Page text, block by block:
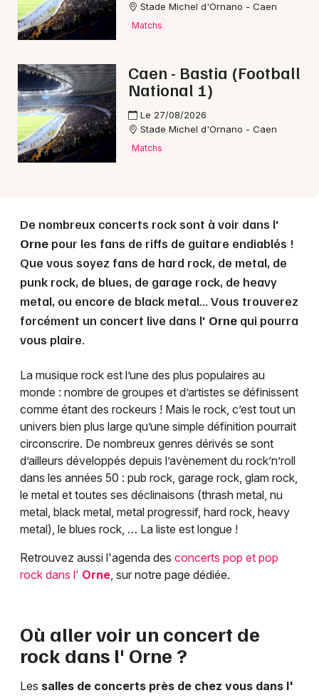
Stade Michel d'Ornano - Caen
Matchs
Caen - Bastia (Football
National 1)
Le 27/08/2026
Stade Michel d'Ornano - Caen
Matchs
De nombreux concerts rock sont à voir dans l'
Orne pour les fans de riffs de guitare endiablés !
Que vous soyez fans de hard rock, de metal, de
punk rock, de blues, de garage rock, de heavy
metal, ou encore de black metal... Vous trouverez
forcément un concert live dans l' Orne qui pourra
vous plaire.
La musique rock est l’une des plus populaires au
monde : nombre de groupes et d’artistes se définissent
comme étant des rockeurs ! Mais le rock, c’est tout un
univers bien plus large qu’une simple définition pourrait
circonscrire. De nombreux genres dérivés se sont
d’ailleurs développés depuis l’avènement du rock’n’roll
dans les années 50 : pub rock, garage rock, glam rock,
le metal et toutes ses déclinaisons (thrash metal, nu
metal, black metal, metal progressif, hard rock, heavy
metal), le blues rock, … La liste est longue !
Retrouvez aussi l'agenda des concerts pop et pop
rock dans l' Orne, sur notre page dédiée.
Où aller voir un concert de
rock dans l' Orne ?
Les salles de concerts près de chez vous dans l'